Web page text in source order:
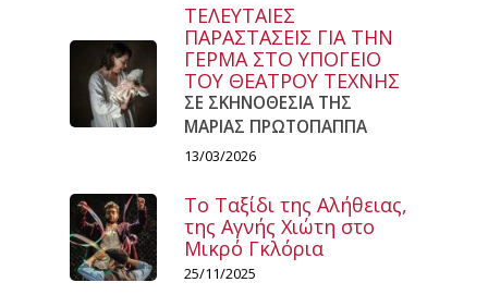
ΤΕΛΕΥΤΑΙΕΣ
ΠΑΡΑΣΤΑΣΕΙΣ ΓΙΑ ΤΗΝ
ΓΕΡΜΑ ΣΤΟ ΥΠΟΓΕΙΟ
ΤΟΥ ΘΕΑΤΡΟΥ ΤΕΧΝΗΣ
ΣΕ ΣΚΗΝΟΘΕΣΙΑ ΤΗΣ
ΜΑΡΙΑΣ ΠΡΩΤΟΠΑΠΠΑ
13/03/2026
Το Ταξίδι της Αλήθειας,
της Αγνής Χιώτη στο
Μικρό Γκλόρια
25/11/2025